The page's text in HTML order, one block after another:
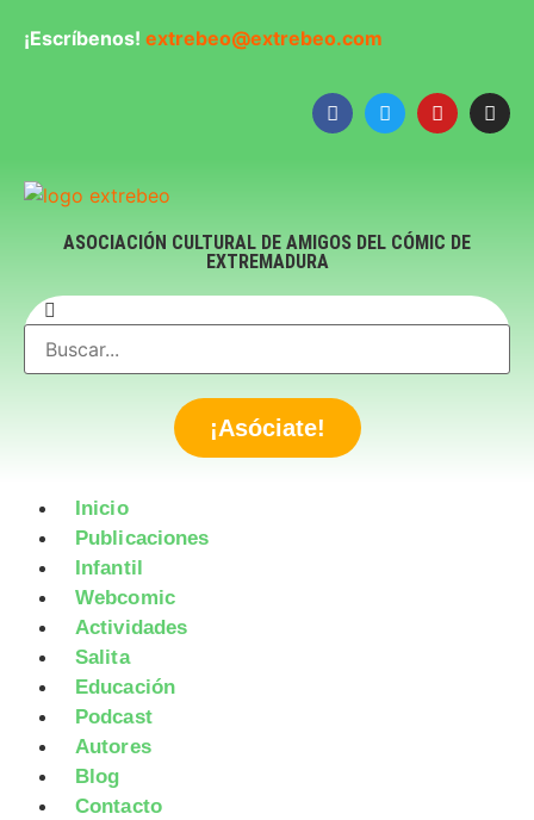
¡Escríbenos! extrebeo@extrebeo.com
ASOCIACIÓN CULTURAL DE AMIGOS DEL CÓMIC DE
EXTREMADURA
¡Asóciate!
Inicio
Publicaciones
Infantil
Webcomic
Actividades
Salita
Educación
Podcast
Autores
Blog
Contacto